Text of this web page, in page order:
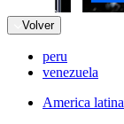
Volver
peru
venezuela
America latina